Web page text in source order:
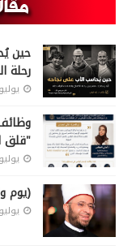
حين
رحلة
يوليو 24,
"قلق
يوليو 18, 2026
(يوم
يوليو 16, 2026